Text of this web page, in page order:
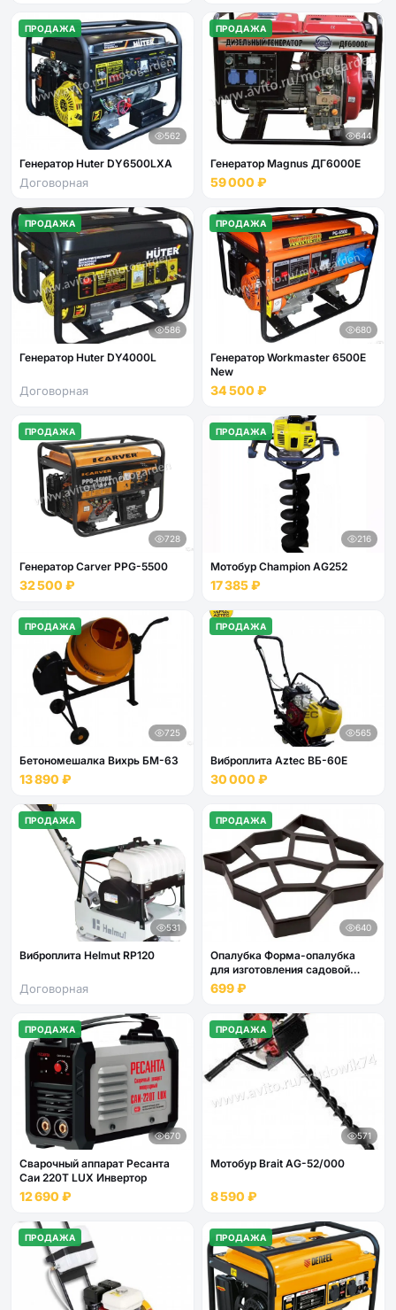
ПРОДАЖА
562
Генератор Huter DY6500LXA
Договорная
ПРОДАЖА
644
Генератор Magnus ДГ6000Е
59 000 ₽
ПРОДАЖА
586
Генератор Huter DY4000L
Договорная
ПРОДАЖА
680
Генератор Workmaster 6500E
New
34 500 ₽
ПРОДАЖА
728
Генератор Carver PPG-5500
32 500 ₽
ПРОДАЖА
216
Мотобур Champion AG252
17 385 ₽
ПРОДАЖА
725
Бетономешалка Вихрь БМ-63
13 890 ₽
ПРОДАЖА
565
Виброплита Aztec ВБ-60E
30 000 ₽
ПРОДАЖА
531
Виброплита Helmut RP120
Договорная
ПРОДАЖА
640
Опалубка Форма-опалубка
для изготовления садовой
дорожки
699 ₽
ПРОДАЖА
670
Сварочный аппарат Ресанта
Саи 220Т LUX Инвертор
12 690 ₽
ПРОДАЖА
571
Мотобур Brait AG-52/000
8 590 ₽
ПРОДАЖА ПРОДАЖА